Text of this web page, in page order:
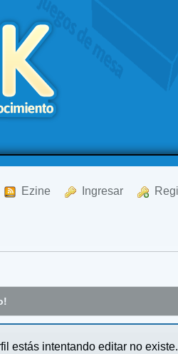
Ezine Ingresar
estás intentando editar no existe.